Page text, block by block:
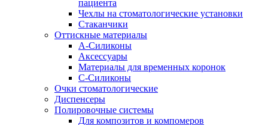
пациента
Чехлы на стоматологические установки
Стаканчики
Оттискные материалы
А-Силиконы
Аксессуары
Материалы для временных коронок
С-Силиконы
Очки стоматологические
Диспенсеры
Полировочные системы
Для композитов и компомеров